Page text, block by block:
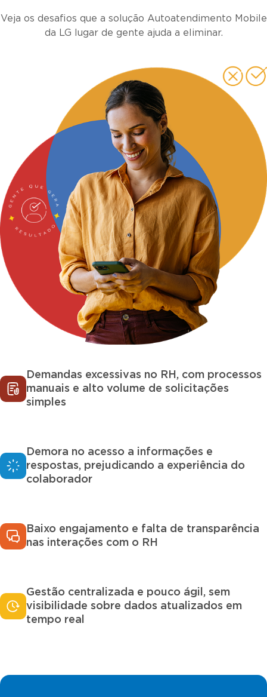
Veja os desafios que a solução Autoatendimento Mobile
da LG lugar de gente ajuda a eliminar.
Demandas excessivas no RH, com processos
manuais e alto volume de solicitações
simples
Demora no acesso a informações e
respostas, prejudicando a experiência do
colaborador
Baixo engajamento e falta de transparência
nas interações com o RH
Gestão centralizada e pouco ágil, sem
visibilidade sobre dados atualizados em
tempo real